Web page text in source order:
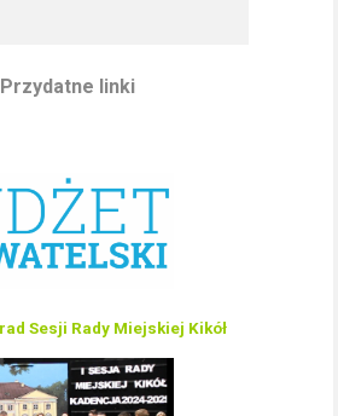
Przydatne linki
Sesji Rady Miejskiej Kikół